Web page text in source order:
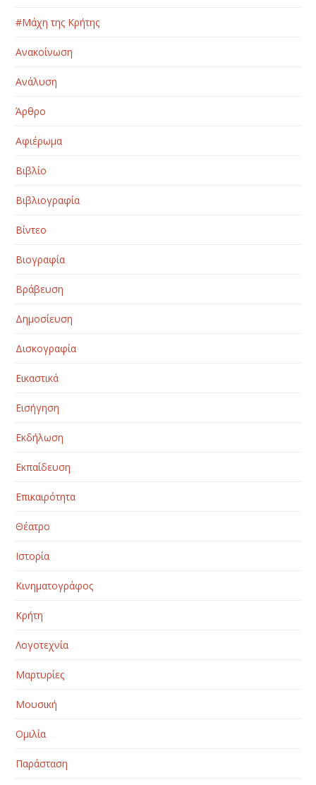
#Μάχη της Κρήτης
Ανακοίνωση
Ανάλυση
Άρθρο
Αφιέρωμα
Βιβλίο
Βιβλιογραφία
Βίντεο
Βιογραφία
Βράβευση
Δημοσίευση
Δισκογραφία
Εικαστικά
Εισήγηση
Εκδήλωση
Εκπαίδευση
Επικαιρότητα
Θέατρο
Ιστορία
Κινηματογράφος
Κρήτη
Λογοτεχνία
Μαρτυρίες
Μουσική
Ομιλία
Παράσταση